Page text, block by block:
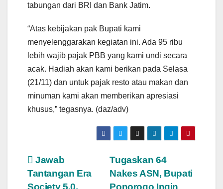
tabungan dari BRI dan Bank Jatim.
“Atas kebijakan pak Bupati kami
menyelenggarakan kegiatan ini. Ada 95 ribu
lebih wajib pajak PBB yang kami undi secara
acak. Hadiah akan kami berikan pada Selasa
(21/11) dan untuk pajak resto atau makan dan
minuman kami akan memberikan apresiasi
khusus,” tegasnya. (daz/adv)
Post
navigation
Tugaskan 64
Nakes ASN, Bupati
Ponorogo Ingin
Jawab
Tantangan Era
Society 5.0,